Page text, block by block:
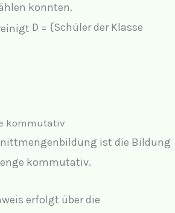
konnten.
D = {Schüler der Klasse
kommutativ
ist die Bildung
kommutativ.
erfolgt über die